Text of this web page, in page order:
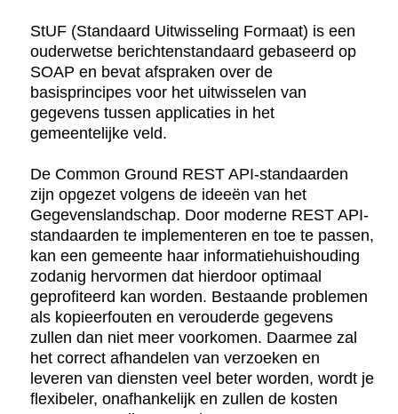
StUF (Standaard Uitwisseling Formaat) is een
ouderwetse berichtenstandaard gebaseerd op
SOAP en bevat afspraken over de
basisprincipes voor het uitwisselen van
gegevens tussen applicaties in het
gemeentelijke veld.
De Common Ground REST API-standaarden
zijn opgezet volgens de ideeën van het
Gegevenslandschap. Door moderne REST API-
standaarden te implementeren en toe te passen,
kan een gemeente haar informatiehuishouding
zodanig hervormen dat hierdoor optimaal
geprofiteerd kan worden. Bestaande problemen
als kopieerfouten en verouderde gegevens
zullen dan niet meer voorkomen. Daarmee zal
het correct afhandelen van verzoeken en
leveren van diensten veel beter worden, wordt je
flexibeler, onafhankelijk en zullen de kosten